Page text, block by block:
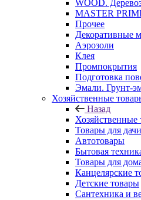
WOOD.
MASTER
Прочее
Декоративные
Аэрозоли
Клея
Промпокрытия
Подготовка
Эмали. Грунт-
Хозяйственные
Назад
Хозяйственные
Товары для
Автотовары
Бытовая
Товары для
Канцелярские
Детские товары
Сантехника и